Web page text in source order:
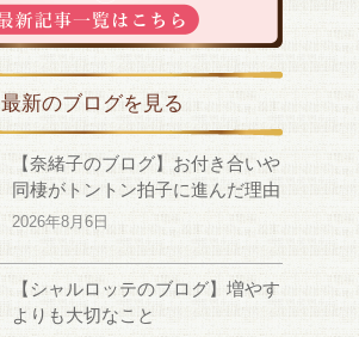
最新のブログを見る
【奈緒子のブログ】お付き合いや
同棲がトントン拍子に進んだ理由
2026年8月6日
【シャルロッテのブログ】増やす
よりも大切なこと